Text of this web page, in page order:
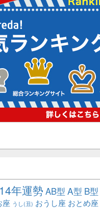
年運勢 AB型 A型 B型
座 うし(丑) おうし座 おとめ座